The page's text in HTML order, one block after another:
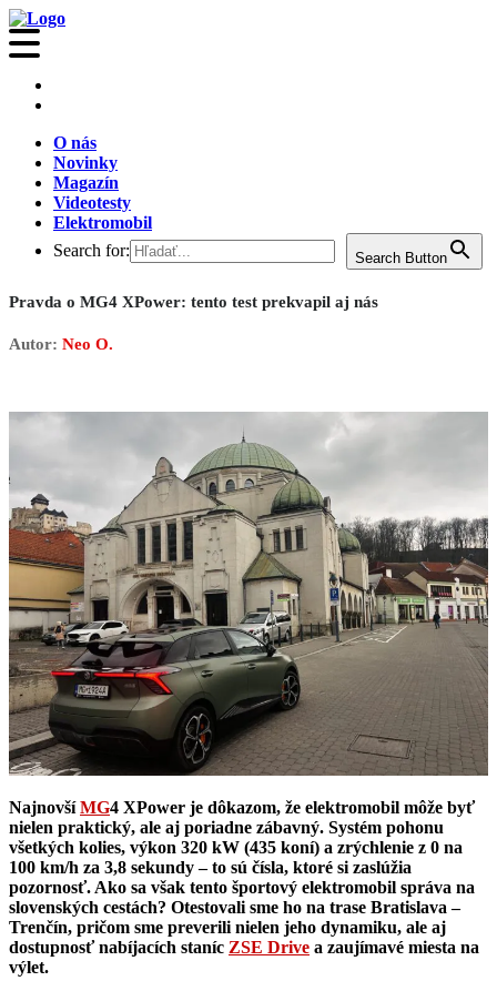
O nás
Novinky
Magazín
Videotesty
Elektromobil
Search for:
Search Button
Pravda o MG4 XPower: tento test prekvapil aj nás
Autor: Neo O.
NajnovšíMG4 XPower je dôkazom, že elektromobil môže byť
nielen praktický, ale aj poriadne zábavný. Systém pohonu
všetkých kolies, výkon 320 kW (435 koní) a zrýchlenie z 0 na
100 km/h za 3,8 sekundy – to sú čísla, ktoré si zaslúžia
pozornosť. Ako sa však tento športový elektromobil správa na
slovenských cestách? Otestovali sme ho na trase Bratislava –
Trenčín, pričom sme preverili nielen jeho dynamiku, ale aj
dostupnosť nabíjacích staníc ZSE Drive a zaujímavé miesta na
výlet.